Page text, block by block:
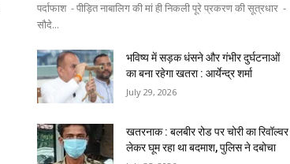
पर्दाफाश - पीड़ित नाबालिग की मां ही निकली पूरे प्रकरण की सूत्रधार -
सौदे...
भविष्य में सड़क धंसने और गंभीर दुर्घटनाओं
का बना रहेगा खतरा : आर्येन्द्र शर्मा
July 29, 2026
खतरनाक : बलबीर रोड पर चोरी का रिवॉल्वर
लेकर घूम रहा था बदमाश, पुलिस ने दबोचा